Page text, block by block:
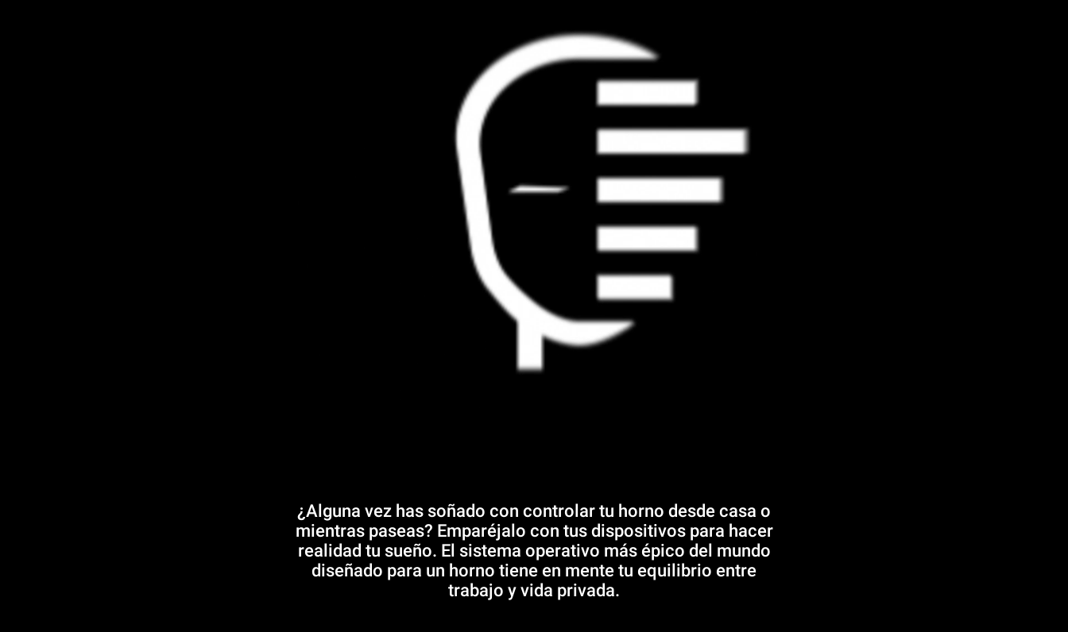
¿Alguna vez has soñado con controlar tu horno desde casa o
mientras paseas? Emparéjalo con tus dispositivos para hacer
realidad tu sueño. El sistema operativo más épico del mundo
diseñado para un horno tiene en mente tu equilibrio entre
trabajo y vida privada.